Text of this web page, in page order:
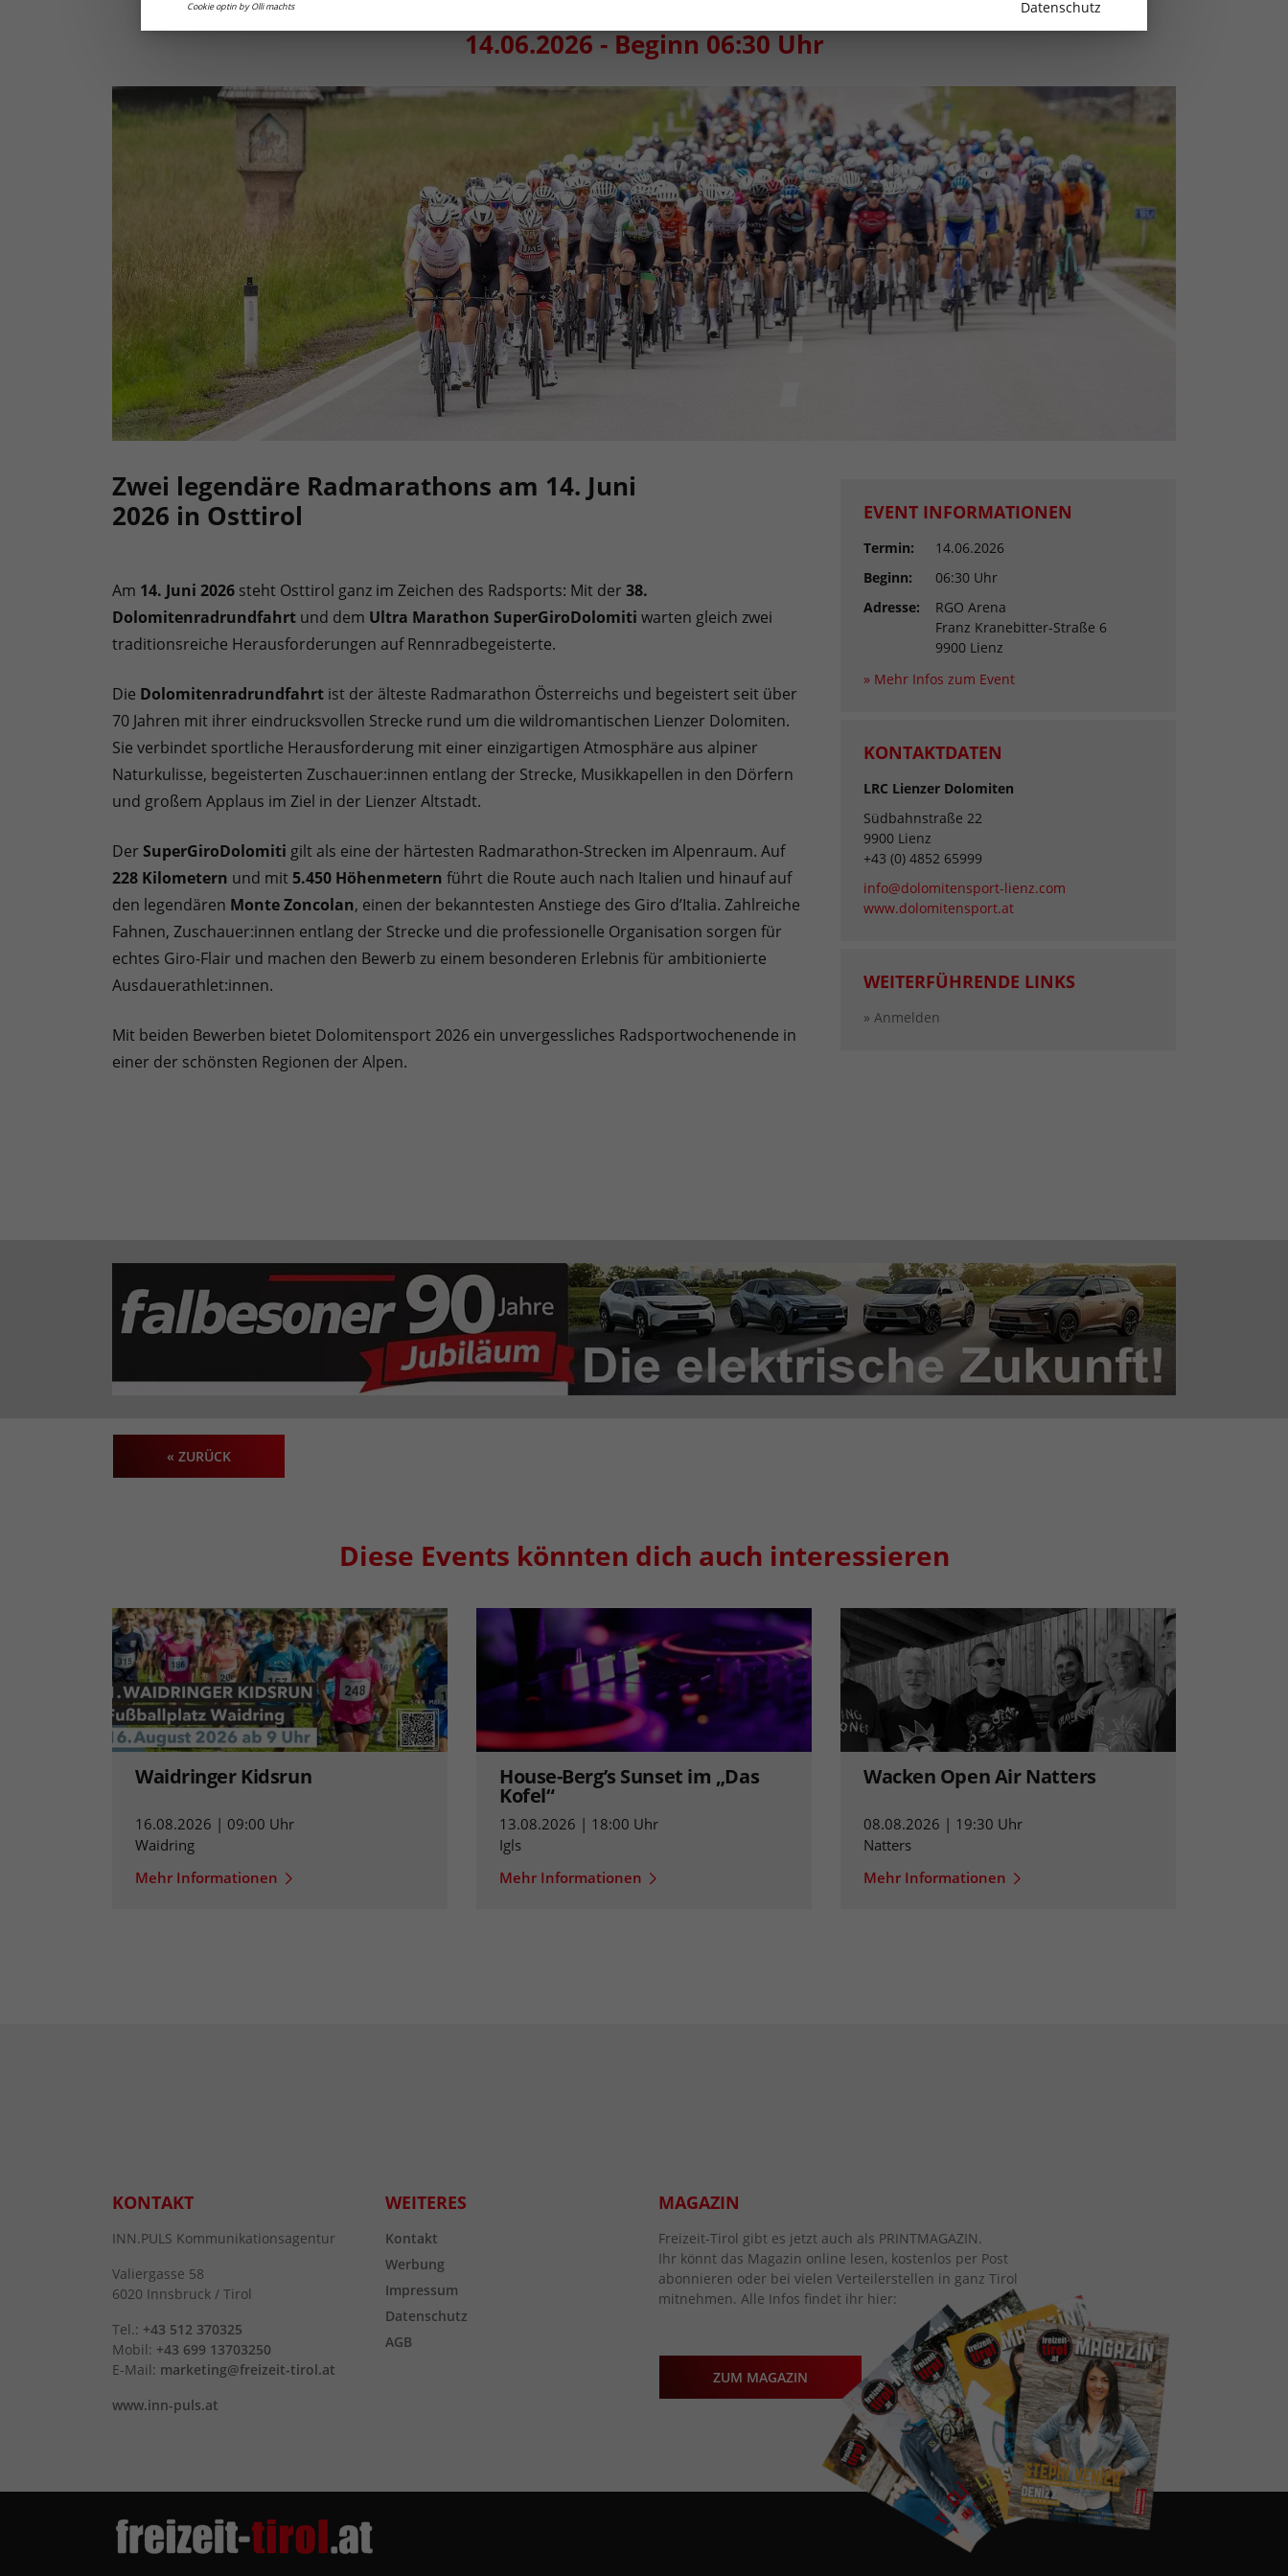
14.06.2026 - Beginn 06:30 Uhr
Zwei legendäre Radmarathons am 14. Juni
2026 in Osttirol
Am 14. Juni 2026 steht Osttirol ganz im Zeichen des Radsports: Mit der 38.
Dolomitenradrundfahrt und dem Ultra Marathon SuperGiroDolomiti warten gleich zwei
traditionsreiche Herausforderungen auf Rennradbegeisterte.
Die Dolomitenradrundfahrt ist der älteste Radmarathon Österreichs und begeistert seit über
70 Jahren mit ihrer eindrucksvollen Strecke rund um die wildromantischen Lienzer Dolomiten.
Sie verbindet sportliche Herausforderung mit einer einzigartigen Atmosphäre aus alpiner
Naturkulisse, begeisterten Zuschauer:innen entlang der Strecke, Musikkapellen in den Dörfern
und großem Applaus im Ziel in der Lienzer Altstadt.
Der SuperGiroDolomiti gilt als eine der härtesten Radmarathon-Strecken im Alpenraum. Auf
228 Kilometern und mit 5.450 Höhenmetern führt die Route auch nach Italien und hinauf auf
den legendären Monte Zoncolan, einen der bekanntesten Anstiege des Giro d’Italia. Zahlreiche
Fahnen, Zuschauer:innen entlang der Strecke und die professionelle Organisation sorgen für
echtes Giro-Flair und machen den Bewerb zu einem besonderen Erlebnis für ambitionierte
Ausdauerathlet:innen.
Mit beiden Bewerben bietet Dolomitensport 2026 ein unvergessliches Radsportwochenende in
einer der schönsten Regionen der Alpen.
EVENT INFORMATIONEN
Termin:
14.06.2026
Beginn:
06:30 Uhr
Adresse:
RGO Arena
Franz Kranebitter-Straße 6
9900 Lienz
» Mehr Infos zum Event
KONTAKTDATEN
LRC Lienzer Dolomiten
Südbahnstraße 22
9900 Lienz
+43 (0) 4852 65999
info@dolomitensport-lienz.com
www.dolomitensport.at
WEITERFÜHRENDE LINKS
» Anmelden
« ZURÜCK
Diese Events könnten dich auch interessieren
Waidringer Kidsrun
16.08.2026 | 09:00 Uhr
Waidring
Mehr Informationen
House-Berg’s Sunset im „Das
Kofel“
13.08.2026 | 18:00 Uhr
Igls
Mehr Informationen
Wacken Open Air Natters
08.08.2026 | 19:30 Uhr
Natters
Mehr Informationen
KONTAKT
INN.PULS Kommunikationsagentur
Valiergasse 58
6020 Innsbruck / Tirol
Tel.: +43 512 370325
Mobil: +43 699 13703250
E-Mail: marketing@freizeit-tirol.at
www.inn-puls.at
WEITERES
Kontakt
Werbung
Impressum
Datenschutz
AGB
MAGAZIN
Freizeit-Tirol gibt es jetzt auch als PRINTMAGAZIN.
Ihr könnt das Magazin online lesen, kostenlos per Post
abonnieren oder bei vielen Verteilerstellen in ganz Tirol
mitnehmen. Alle Infos findet ihr hier:
ZUM MAGAZIN
Cookie optin by Olli machts Datenschutz